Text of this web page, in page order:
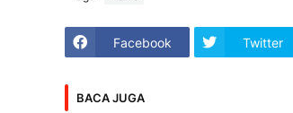
Facebook Twitter
BACA JUGA